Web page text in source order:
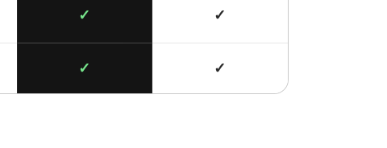
✓ ✓
✓ ✓